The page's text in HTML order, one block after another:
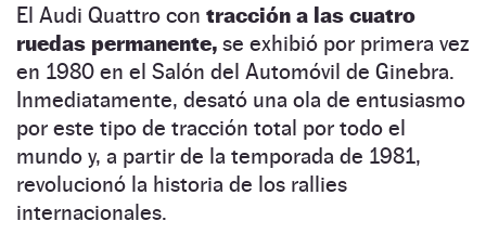
El Audi Quattro con tracción a las cuatro
ruedas permanente, se exhibió por primera vez
en 1980 en el Salón del Automóvil de Ginebra.
Inmediatamente, desató una ola de entusiasmo
por este tipo de tracción total por todo el
mundo y, a partir de la temporada de 1981,
revolucionó la historia de los rallies
internacionales.